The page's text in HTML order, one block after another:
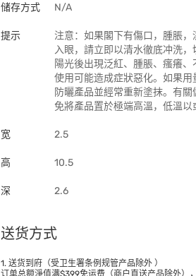
储存方式 N/A
提示
注意：如果閣下有傷口，腫脹
入眼，請立即以清水徹底冲洗
陽光後出現泛紅、腫脹、瘙癢
使用可能造成症狀惡化。如果
防曬產品並經常重新塗抹。有
免將產品置於極端高溫，低溫以
宽 2.5
高 10.5
深 2.6
送货方式
1. 送货到府（受卫生署条例规管产品除外 ）
订单总额淨值满$399免运费（商户直送产品除外）